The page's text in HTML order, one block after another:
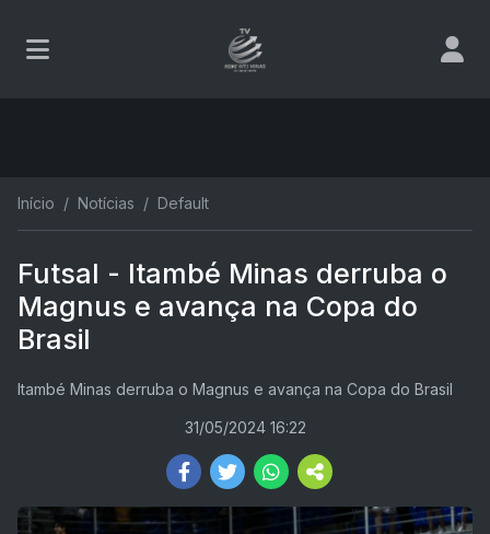
Início Notícias Default
Futsal - Itambé Minas derruba o
Magnus e avança na Copa do
Brasil
Itambé Minas derruba o Magnus e avança na Copa do Brasil
31/05/2024 16:22